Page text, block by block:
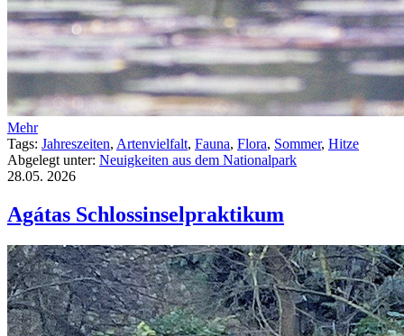
Mehr
Tags: Jahreszeiten, Artenvielfalt, Fauna, Flora, Sommer, Hitze
Abgelegt unter: Neuigkeiten aus dem Nationalpark
28.05. 2026
Agátas Schlossinselpraktikum